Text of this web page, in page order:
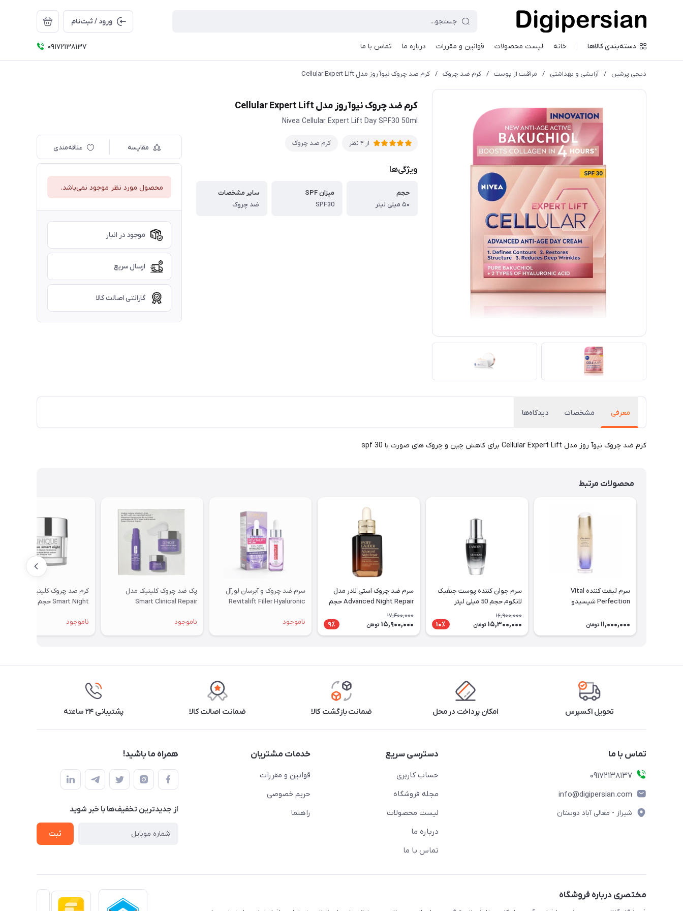
ورود / ثبت‌نام
دسته‌بندی کالاها خانه لیست محصولات قوانین و مقررات درباره ما تماس با ما 09172138137
دیجی پرشین / آرایشی و بهداشتی / مراقبت از پوست / کرم ضد چروک / کرم ضد چروک نیوآ روز مدل Cellular Expert Lift
کرم ضد چروک نیوآ روز مدل Cellular Expert Lift
Nivea Cellular Expert Lift Day SPF30 50ml
از 4 نظر کرم ضد چروک
ویژگی‌ها
حجم
۵۰ میلی لیتر
میزان SPF
SPF30
سایر مشخصات
ضد چروک
مقایسه علاقه‌مندی
محصول مورد نظر موجود نمی‌باشد.
موجود در انبار
ارسال سریع
گارانتی اصالت کالا
معرفی مشخصات دیدگاه‌ها
کرم ضد چروک نیوآ روز مدل Cellular Expert Lift برای کاهش چین و چروک های صورت با spf 30
محصولات مرتبط
سرم لیفت کننده Vital
Perfection شیسیدو
11,000,000 تومان
سرم جوان کننده پوست جنفیک
لانکوم حجم 50 میلی لیتر
16,900,000
15,300,000 تومان 10٪
سرم ضد چروک استی لادر مدل
Advanced Night Repair حجم
17,400,000
15,900,000 تومان 9٪
سرم ضد چروک و آبرسان لورآل
Revitalift Filler Hyaluronic
ناموجود
پک ضد چروک کلینیک مدل
Smart Clinical Repair
ناموجود
کرم ضد چروک کلینیک مدل
Smart Night حجم 50 میلی لیتر
ناموجود
تحویل اکسپرس امکان پرداخت در محل ضمانت بازگشت کالا ضمانت اصالت کالا پشتیبانی ۲۴ ساعته
تماس با ما
09172138137
info@digipersian.com
شیراز - معالی آباد دوستان
دسترسی سریع
حساب کاربری
مجله فروشگاه
لیست محصولات
درباره ما
تماس با ما
خدمات مشتریان
قوانین و مقررات
حریم خصوصی
راهنما
همراه ما باشید!
از جدید‌ترین تخفیف‌ها با‌ خبر شوید
ثبت
مختصری درباره فروشگاه